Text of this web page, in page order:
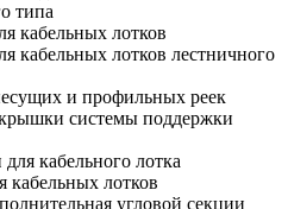
типа
кабельных лотков
кабельных лотков лестничного
и профильных реек
системы поддержки
кабельного лотка
лотков
угловой секции